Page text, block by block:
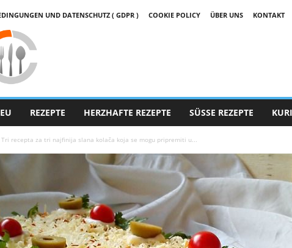
UND DATENSCHUTZ ( GDPR ) COOKIE POLICY ÜBER UNS
KONTAKT
REZEPTE HERZHAFTE REZEPTE SÜSSE REZEPTE
Tri recepta za tri najfinija slana kolača koja se mogu pripremiti u...